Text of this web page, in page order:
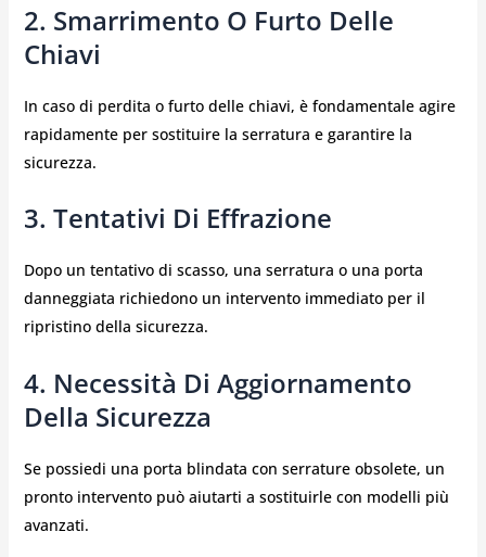
2. Smarrimento O Furto Delle
Chiavi
In caso di perdita o furto delle chiavi, è fondamentale agire
rapidamente per sostituire la serratura e garantire la
sicurezza.
3. Tentativi Di Effrazione
Dopo un tentativo di scasso, una serratura o una porta
danneggiata richiedono un intervento immediato per il
ripristino della sicurezza.
4. Necessità Di Aggiornamento
Della Sicurezza
Se possiedi una porta blindata con serrature obsolete, un
pronto intervento può aiutarti a sostituirle con modelli più
avanzati.